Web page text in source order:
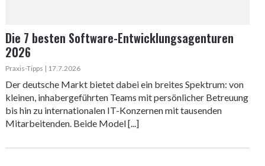
Die 7 besten Software-Entwicklungsagenturen
2026
Praxis-Tipps | 17.7.2026
Der deutsche Markt bietet dabei ein breites Spektrum: von
kleinen, inhabergeführten Teams mit persönlicher Betreuung
bis hin zu internationalen IT-Konzernen mit tausenden
Mitarbeitenden. Beide Model [...]